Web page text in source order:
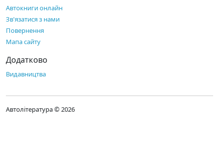
Автокниги онлайн
Зв'язатися з нами
Повернення
Мапа сайту
Додатково
Видавництва
Автолітература © 2026